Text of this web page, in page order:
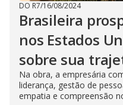
DO R7/16/08/2024
Brasileira
nos Estados
sobre sua
Na obra, a empresária
liderança, gestão de
empatia e compreensão